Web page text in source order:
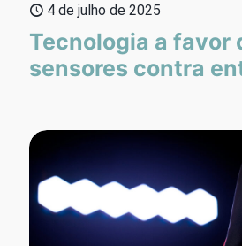
4 de julho de 2025
Tecnologia a favor
sensores contra